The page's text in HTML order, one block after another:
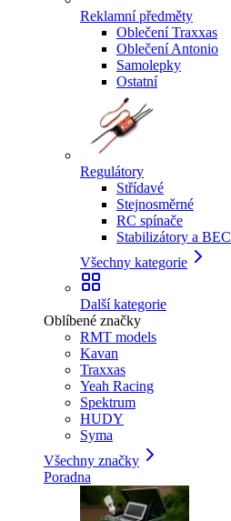
Reklamní předměty
Oblečení Traxxas
Oblečení Antonio
Samolepky
Ostatní
Regulátory
Střídavé
Stejnosměrné
RC spínače
Stabilizátory a BEC
Všechny kategorie
Další kategorie
Oblíbené značky
RMT models
Kavan
Traxxas
Yeah Racing
Spektrum
HUDY
Syma
Všechny značky
Poradna